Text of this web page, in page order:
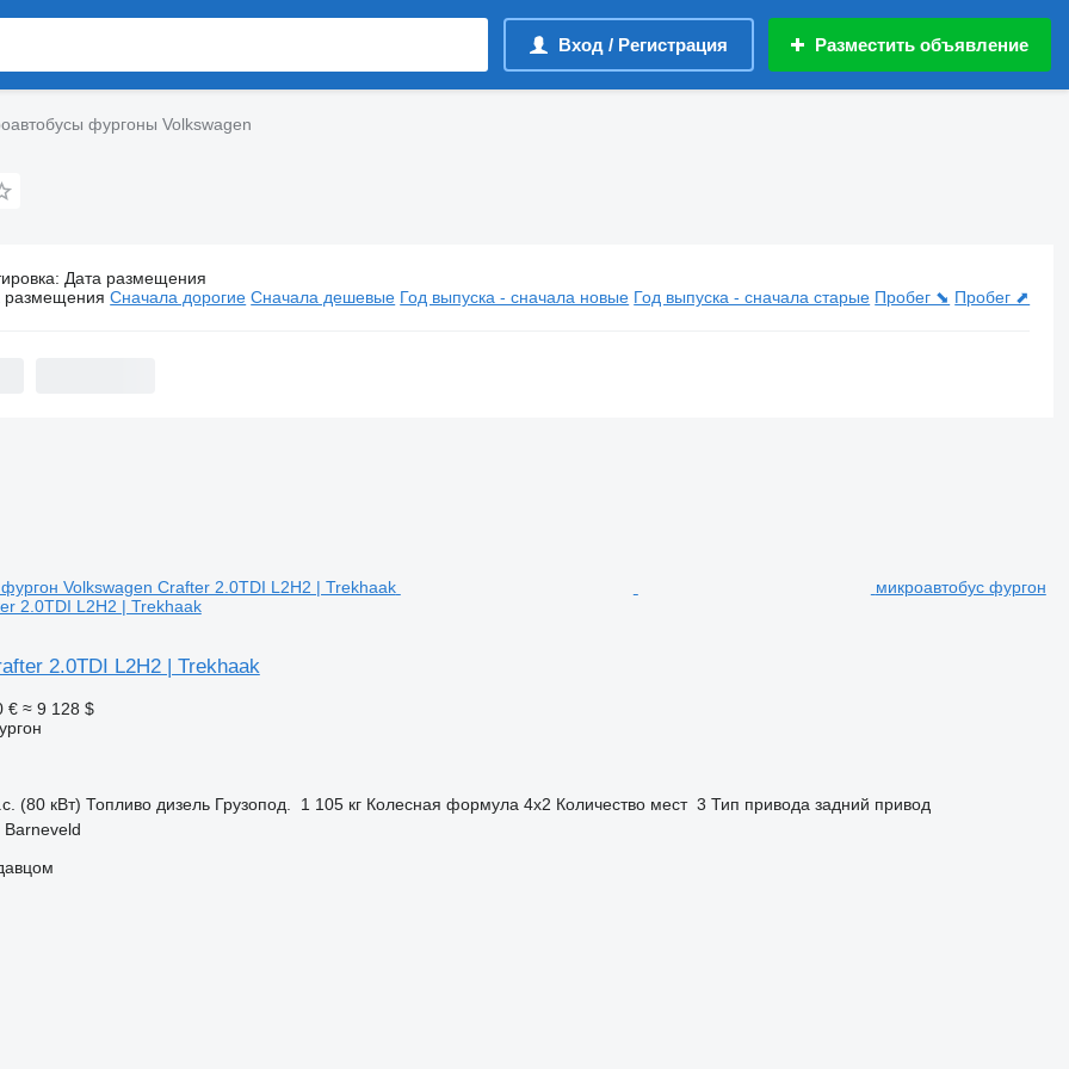
Вход / Регистрация Разместить объявление
фургоны Volkswagen
Микроавтобусы фургоны Volkswagen
: Дата размещения
размещения Сначала дорогие Сначала дешевые Год выпуска - сначала новые Год выпуска - сначала старые Пробег ⬊ Пробег ⬈
микроавтобус фургон
2.0TDI L2H2 | Trekhaak
2.0TDI L2H2 | Trekhaak
€ ≈ 9 128 $
(80 кВт) Топливо дизель Грузопод. 1 105 кг Колесная формула 4x2 Количество мест 3 Тип привода задний привод